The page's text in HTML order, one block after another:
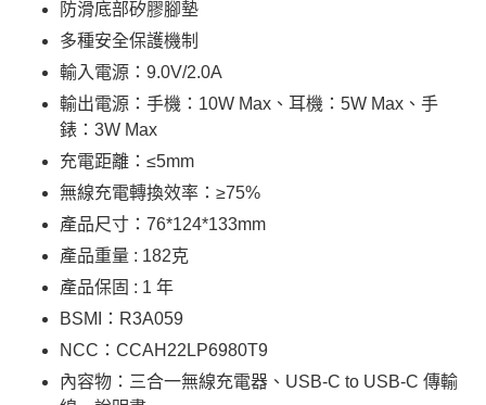
防滑底部矽膠腳墊
多種安全保護機制
輸入電源：9.0V/2.0A
輸出電源：手機：10W Max、耳機：5W Max、手
錶：3W Max
充電距離：≤5mm
無線充電轉換效率：≥75%
產品尺寸：76*124*133mm
產品重量 : 182克
產品保固 : 1 年
BSMI：R3A059
NCC：CCAH22LP6980T9
內容物：三合一無線充電器、USB-C to USB-C 傳輸